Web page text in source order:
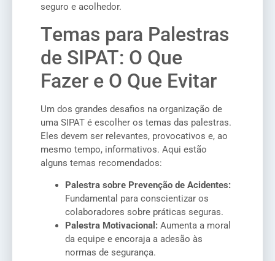
seguro e acolhedor.
Temas para Palestras
de SIPAT: O Que
Fazer e O Que Evitar
Um dos grandes desafios na organização de
uma SIPAT é escolher os temas das palestras.
Eles devem ser relevantes, provocativos e, ao
mesmo tempo, informativos. Aqui estão
alguns temas recomendados:
Palestra sobre Prevenção de Acidentes:
Fundamental para conscientizar os
colaboradores sobre práticas seguras.
Palestra Motivacional: Aumenta a moral
da equipe e encoraja a adesão às
normas de segurança.